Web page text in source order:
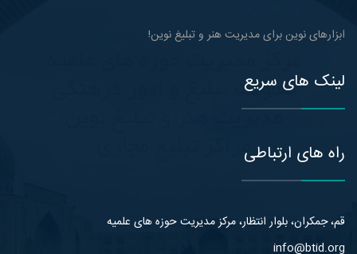
ابزارهای نوین برای مدیریت هنر و تبلیغ نوین!
لینک های سریع
راه های ارتباطی
قم، جمکران، بلوار انتظار، مرکز مدیریت حوزه های علمیه
info@btid.org